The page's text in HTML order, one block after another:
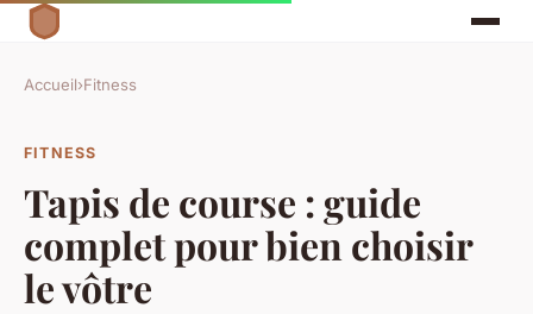
Accueil›Fitness
FITNESS
Tapis de course : guide
complet pour bien choisir
le vôtre